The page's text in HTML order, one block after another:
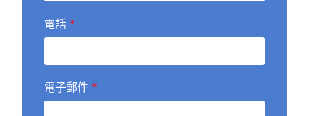
電話 *
電子郵件 *